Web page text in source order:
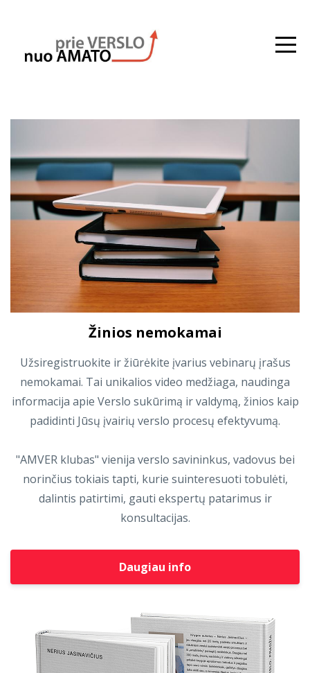
Žinios nemokamai
Užsiregistruokite ir žiūrėkite įvarius vebinarų įrašus
nemokamai. Tai unikalios video medžiaga, naudinga
informacija apie Verslo sukūrimą ir valdymą, žinios kaip
padidinti Jūsų įvairių verslo procesų efektyvumą.
"AMVER klubas" vienija verslo savininkus, vadovus bei
norinčius tokiais tapti, kurie suinteresuoti tobulėti,
dalintis patirtimi, gauti ekspertų patarimus ir
konsultacijas.
Daugiau info